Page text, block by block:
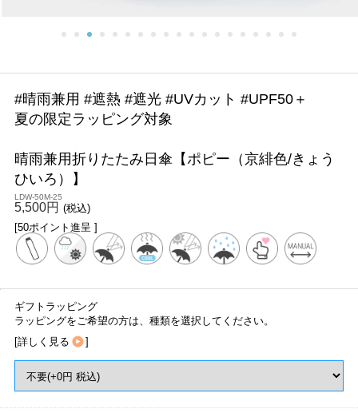
#晴雨兼用 #遮熱 #遮光 #UVカット #UPF50＋
夏の限定ラッピング対象
晴雨兼用折りたたみ日傘【ポピー（京緋色/きょう
ひいろ）】
LDW-50M-25
5,500円 (税込)
[50ポイント進呈 ]
ギフトラッピング
ラッピングをご希望の方は、種類を選択してください。
[詳しく見る ]